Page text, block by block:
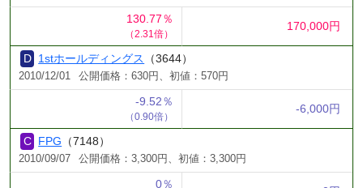
130.77％
（2.31倍）
170,000円
1stホールディングス （3644）
2010/12/01 公開価格：630円、初値：570円
-9.52％
（0.90倍）
-6,000円
FPG （7148）
2010/09/07 公開価格：3,300円、初値：3,300円
0％